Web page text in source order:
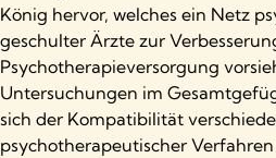
König hervor, welches ein Netz
geschulter Ärzte zur
Psychotherapieversorgung
Untersuchungen im
sich der Kompatibilität
psychotherapeutischer